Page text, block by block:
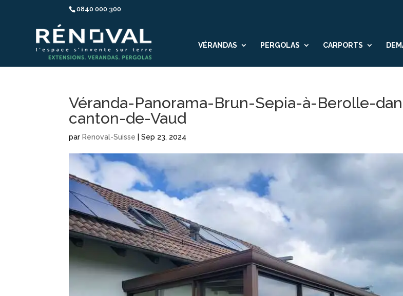
0840 000 300
VÉRANDAS PERGOLAS CARPORTS
Véranda-Panorama-Brun-Sepia-à-Berolle-
canton-de-Vaud
par Renoval-Suisse |Sep 23, 2024